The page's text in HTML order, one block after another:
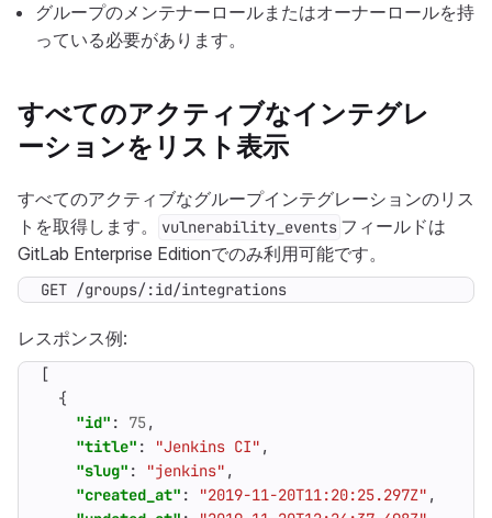
グループのメンテナーロールまたはオーナーロールを持
っている必要があります。
すべてのアクティブなインテグレ
ーションをリスト表示
すべてのアクティブなグループインテグレーションのリス
トを取得します。
vulnerability_events フィールドは
GitLab Enterprise Editionでのみ利用可能です。
GET /groups/:id/integrations
レスポンス例:
[
{
"id" : 75,
"title" : "Jenkins CI" ,
"slug" : "jenkins" ,
"created_at" : "2019-11-20T11:20:25.297Z" ,